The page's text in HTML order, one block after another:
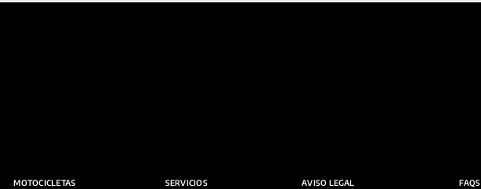
MOTOCICLETAS
SERVICIOS
AVISO LEGAL
FAQS